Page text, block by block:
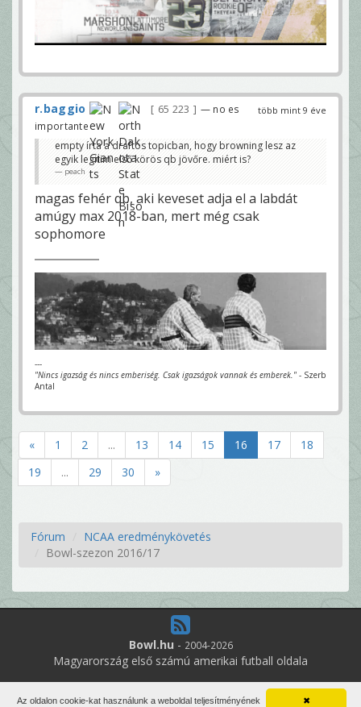
több mint 9 éve
r.baggio 65 223
— no es
importante
empty írta a draftos topicban, hogy browning lesz az
egyik legitim első körös qb jövőre. miért is?
peach
magas fehér qb, aki keveset adja el a labdát
amúgy max 2018-ban, mert még csak
sophomore
---
"Nincs igazság és nincs emberiség. Csak igazságok vannak és emberek." - Szerb
Antal
« 1 2 ... 13 14 15 16 17
18
19
... 29 30 »
Fórum
NCAA eredménykövetés
Bowl-szezon 2016/17
Bowl.hu - 2004-2026
Magyarország első számú amerikai futball oldala
9
online felhasználó
✖
Az oldalon cookie-kat használunk a weboldal teljesítményének